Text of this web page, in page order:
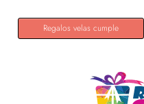
Regalos velas cumple